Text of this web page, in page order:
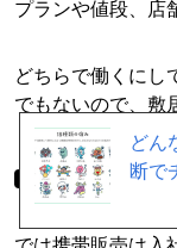
プランや値段、店
どちらで働くにし
でもないので、敷
おすすめポ
どん
断で